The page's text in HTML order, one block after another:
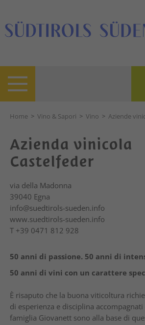
Home > Vino & Sapori > Vino > Aziende
Azienda vinicola
Castelfeder
via della Madonna
39040 Egna
info@suedtirols-sueden.info
www.suedtirols-sueden.info
T +39 0471 812 928
50 anni di passione. 50 anni di
50 anni di vini con un carattere
È risaputo che la buona viticoltura
di esperienza e disciplina accompagnati
famiglia Giovanett sono alla base di